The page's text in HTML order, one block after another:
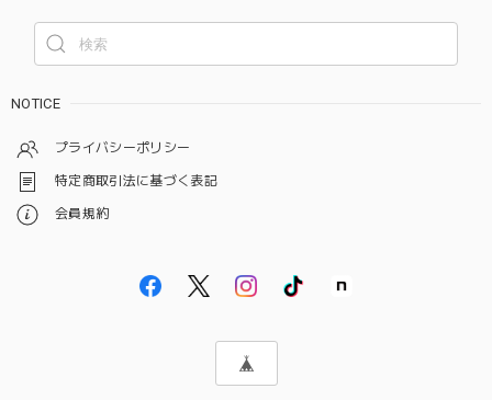
NOTICE
プライバシーポリシー
特定商取引法に基づく表記
会員規約